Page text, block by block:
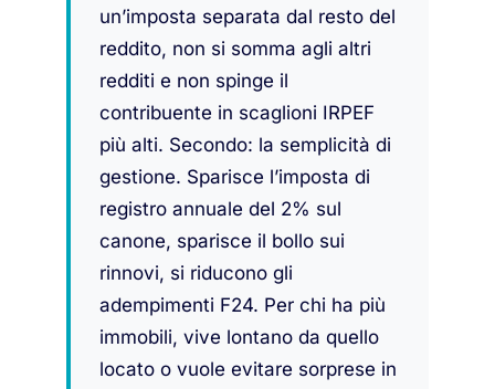
un’imposta separata dal resto del
reddito, non si somma agli altri
redditi e non spinge il
contribuente in scaglioni IRPEF
più alti. Secondo: la semplicità di
gestione. Sparisce l’imposta di
registro annuale del 2% sul
canone, sparisce il bollo sui
rinnovi, si riducono gli
adempimenti F24. Per chi ha più
immobili, vive lontano da quello
locato o vuole evitare sorprese in